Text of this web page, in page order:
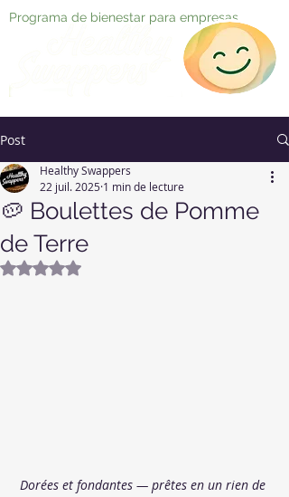
Programa de bienestar para empresas
Post
🥔 Boulettes de Pomme
de Terre
Healthy Swappers
22 juil. 2025 1 min de lecture
Noté NaN étoiles sur 5.
Dorées et fondantes — prêtes en un rien de